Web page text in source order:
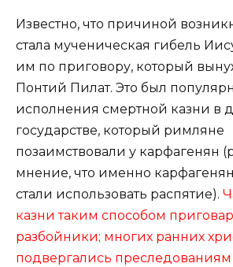
Известно, что причиной
стала мученическая гибель
им по приговору, который
Понтий Пилат. Это был
исполнения смертной казни в
государстве, который римляне
позаимствовали у карфагенян
мнение, что именно
стали использовать распятие).
казни таким способом
разбойники; многих ранних
подвергались